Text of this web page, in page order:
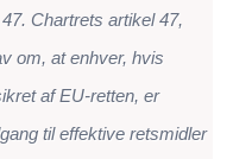
Chartrets artikel 47,
om, at enhver, hvis
af EU-retten, er
til effektive retsmidler